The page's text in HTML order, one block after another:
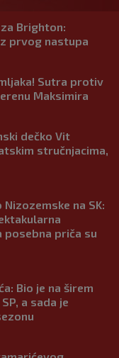
Brighton:
prvog nastupa
Sutra protiv
Maksimira
dečko Vit
stručnjacima,
na SK:
posebna priča su
Bio je na širem
a sada je